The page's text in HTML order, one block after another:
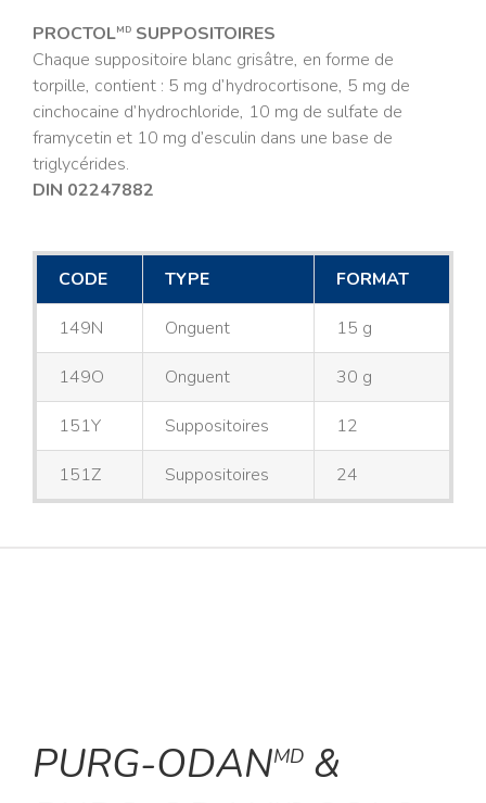
PROCTOLMD SUPPOSITOIRES
Chaque suppositoire blanc grisâtre, en forme de
torpille, contient : 5 mg d’hydrocortisone, 5 mg de
cinchocaine d’hydrochloride, 10 mg de sulfate de
framycetin et 10 mg d’esculin dans une base de
triglycérides.
DIN 02247882
CODE TYPE FORMAT
149N Onguent 15 g
149O Onguent 30 g
151Y Suppositoires 12
151Z Suppositoires 24
PURG-ODANMD &